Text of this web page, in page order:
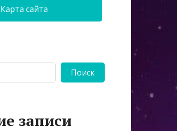
Карта сайта
Поиск
записи